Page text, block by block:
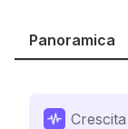
Panoramica